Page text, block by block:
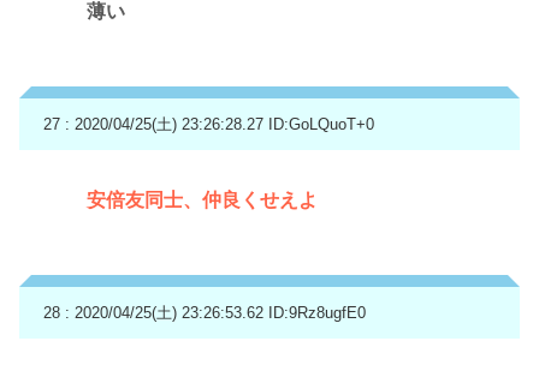
薄い
27 : 2020/04/25(土) 23:26:28.27 ID:GoLQuoT+0
安倍友同士、仲良くせえよ
28 : 2020/04/25(土) 23:26:53.62 ID:9Rz8ugfE0